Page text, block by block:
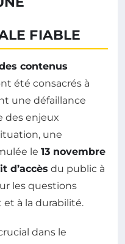
FIABLE
contenus
été consacrés à
une défaillance
des enjeux
une
le 13 novembre
d’accès du public à
les questions
et à la durabilité.
dans le